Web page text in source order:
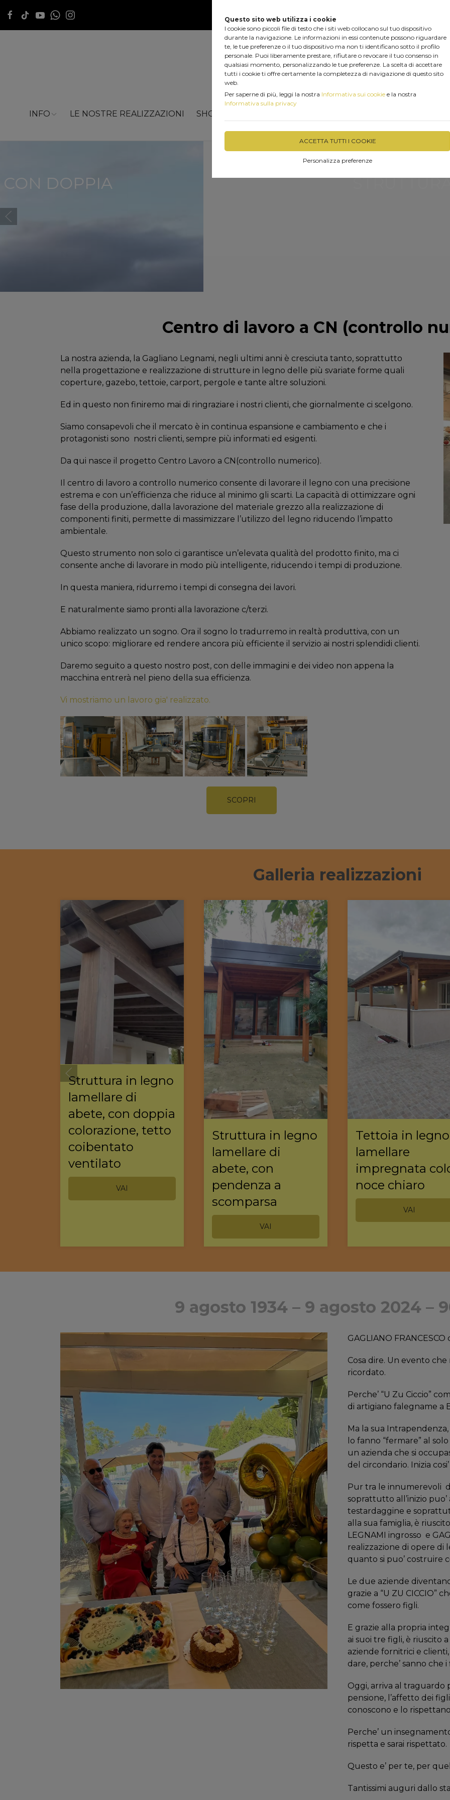
Questo sito web utilizza i cookie
I cookie sono piccoli file di testo che i siti web collocano sul tuo dispositivo
durante la navigazione. Le informazioni in essi contenute possono riguardare
te, le tue preferenze o il tuo dispositivo ma non ti identificano sotto il profilo
personale. Puoi liberamente prestare, rifiutare o revocare il tuo consenso in
qualsiasi momento, personalizzando le tue preferenze. La scelta di accettare
tutti i cookie ti offre certamente la completezza di navigazione di questo sito
web.
Per saperne di più, leggi la nostra Informativa sui cookie e la nostra
Informativa sulla privacy
ACCETTA TUTTI I COOKIE
Personalizza preferenze
INFO LE NOSTRE REALIZZAZIONI SHOP
STRUTTURA IN LEGNO LAMELLARE
Centro di lavoro a CN (controllo
La nostra azienda, la Gagliano Legnami, negli ultimi anni è cresciuta tanto, soprattutto
nella progettazione e realizzazione di strutture in legno delle più svariate forme quali
coperture, gazebo, tettoie, carport, pergole e tante altre soluzioni.
Ed in questo non finiremo mai di ringraziare i nostri clienti, che giornalmente ci scelgono.
Siamo consapevoli che il mercato è in continua espansione e cambiamento e che i
protagonisti sono nostri clienti, sempre più informati ed esigenti.
Da qui nasce il progetto Centro Lavoro a CN(controllo numerico).
Il centro di lavoro a controllo numerico consente di lavorare il legno con una precisione
estrema e con un’efficienza che riduce al minimo gli scarti. La capacità di ottimizzare ogni
fase della produzione, dalla lavorazione del materiale grezzo alla realizzazione di
componenti finiti, permette di massimizzare l’utilizzo del legno riducendo l’impatto
ambientale.
Questo strumento non solo ci garantisce un’elevata qualità del prodotto finito, ma ci
consente anche di lavorare in modo più intelligente, riducendo i tempi di produzione.
In questa maniera, ridurremo i tempi di consegna dei lavori.
E naturalmente siamo pronti alla lavorazione c/terzi.
Abbiamo realizzato un sogno. Ora il sogno lo tradurremo in realtà produttiva, con un
unico scopo: migliorare ed rendere ancora più efficiente il servizio ai nostri splendidi clienti.
Daremo seguito a questo nostro post, con delle immagini e dei video non appena la
macchina entrerà nel pieno della sua efficienza.
Vi mostriamo un lavoro gia' realizzato.
SCOPRI
Galleria realizzazioni
Struttura in legno
lamellare di
abete, con doppia
colorazione, tetto
coibentato
ventilato
VAI
Struttura in legno
lamellare di
abete, con
pendenza a
scomparsa
VAI
Tettoia in legno
lamellare
impregnata
noce chiaro
VAI
9 agosto 1934 – 9 agosto 2024 –
GAGLIANO
Cosa dire. Un evento
ricordato.
Perche’ “U Zu Ciccio”
di artigiano falegname a
Ma la sua
lo fanno “fermare” al
un azienda che si
del circondario. Inizia
Pur tra le innumerevoli
soprattutto all’inizio puo’
testardaggine e
alla sua famiglia, è
LEGNAMI ingrosso e
realizzazione di opere di
quanto si puo’ costruire
Le due aziende
grazie a “U ZU CICCIO”
come fossero figli.
E grazie alla propria
ai suoi tre figli, è riuscito
aziende fornitrici e
dare, perche’ sanno che
Oggi, arriva al traguardo
pensione, l’affetto dei
conoscono e lo
Perche’ un
rispetta e sarai rispettato.
Questo e’ per te, per
Tantissimi auguri dallo